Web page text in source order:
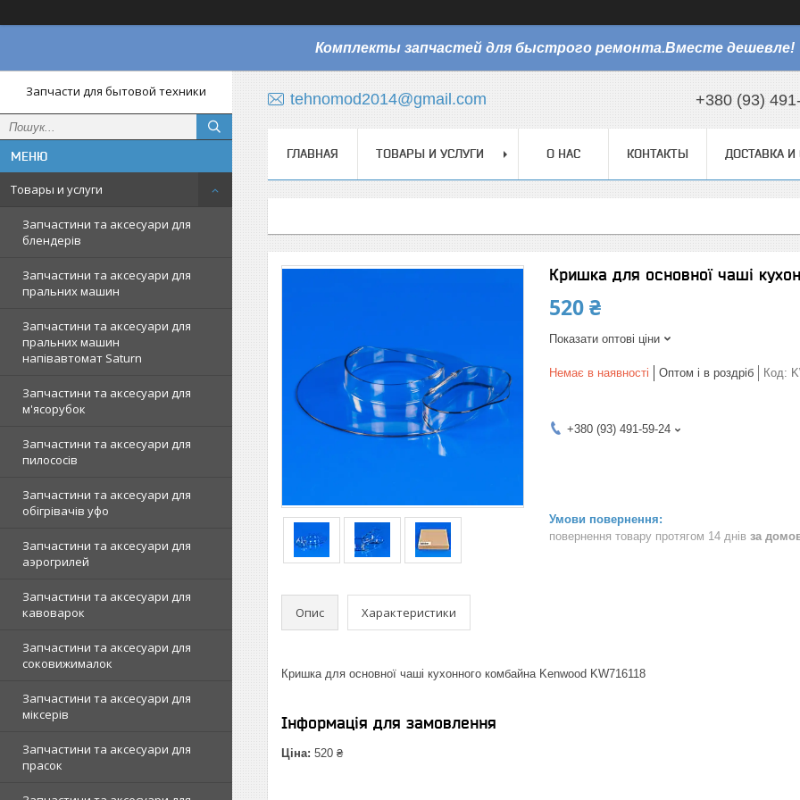
Комплекты запчастей для быстрого ремонта.Вместе дешевле!
Запчасти для бытовой техники
Товары и услуги
Запчастини та аксесуари для
блендерів
Запчастини та аксесуари для
пральних машин
Запчастини та аксесуари для
пральних машин
напівавтомат Saturn
Запчастини та аксесуари для
м'ясорубок
Запчастини та аксесуари для
пилососів
Запчастини та аксесуари для
обігрівачів уфо
Запчастини та аксесуари для
аэрогрилей
Запчастини та аксесуари для
кавоварок
Запчастини та аксесуари для
соковижималок
Запчастини та аксесуари для
міксерів
Запчастини та аксесуари для
прасок
tehnomod2014@gmail.com +380 (93)
ГЛАВНАЯ ТОВАРЫ И УСЛУГИ О НАС КОНТАКТЫ ДОСТАВКА И
Кришка для основної чаші
520 ₴
Показати оптові ціни
Немає в наявності Оптом і в роздріб Код:
+380 (93) 491-59-24
повернення товару протягом 14 днів за
Опис Характеристики
Кришка для основної чаші кухонного комбайна Kenwood KW716118
Інформація для замовлення
Ціна: 520 ₴